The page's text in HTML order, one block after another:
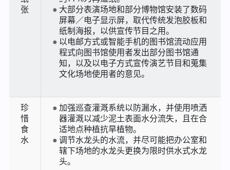
张
大部分表演场地和部分博物馆安装了数码
屏幕／电子显示屏，取代传统发泡胶板和
纸制海报，以供宣传节目之用。
以电邮方式或智能手机的图书馆流动应用
程式向图书馆使用者发出部分图书馆通
知，以及以电子方式宣传演艺节目和蒐集
文化场地使用者的意见。
珍
惜
食
水
加强巡查灌溉系统以防漏水，并使用喷洒
器灌溉以减少泥土表面水分流失，且在合
适地点种植抗旱植物。
调节水龙头的水流，并尽可能把办公室和
辖下场地的水龙头更换为限时供水式水龙
头。